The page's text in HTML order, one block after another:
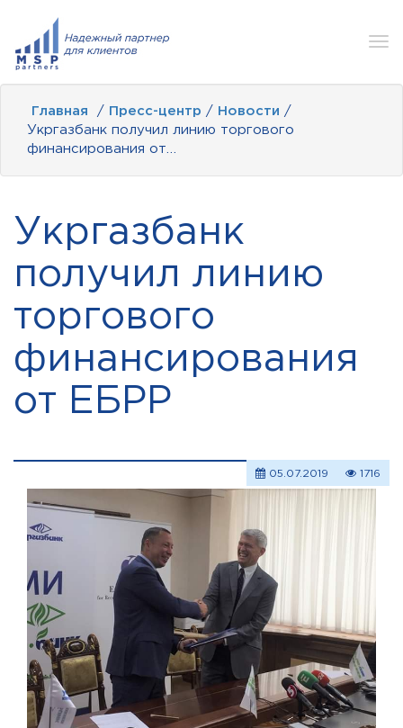
Главная / Пресс-центр / Новости /
Укргазбанк получил линию торгового
финансирования от…
Укргазбанк
получил линию
торгового
финансирования
от ЕБРР
05.07.2019 1716